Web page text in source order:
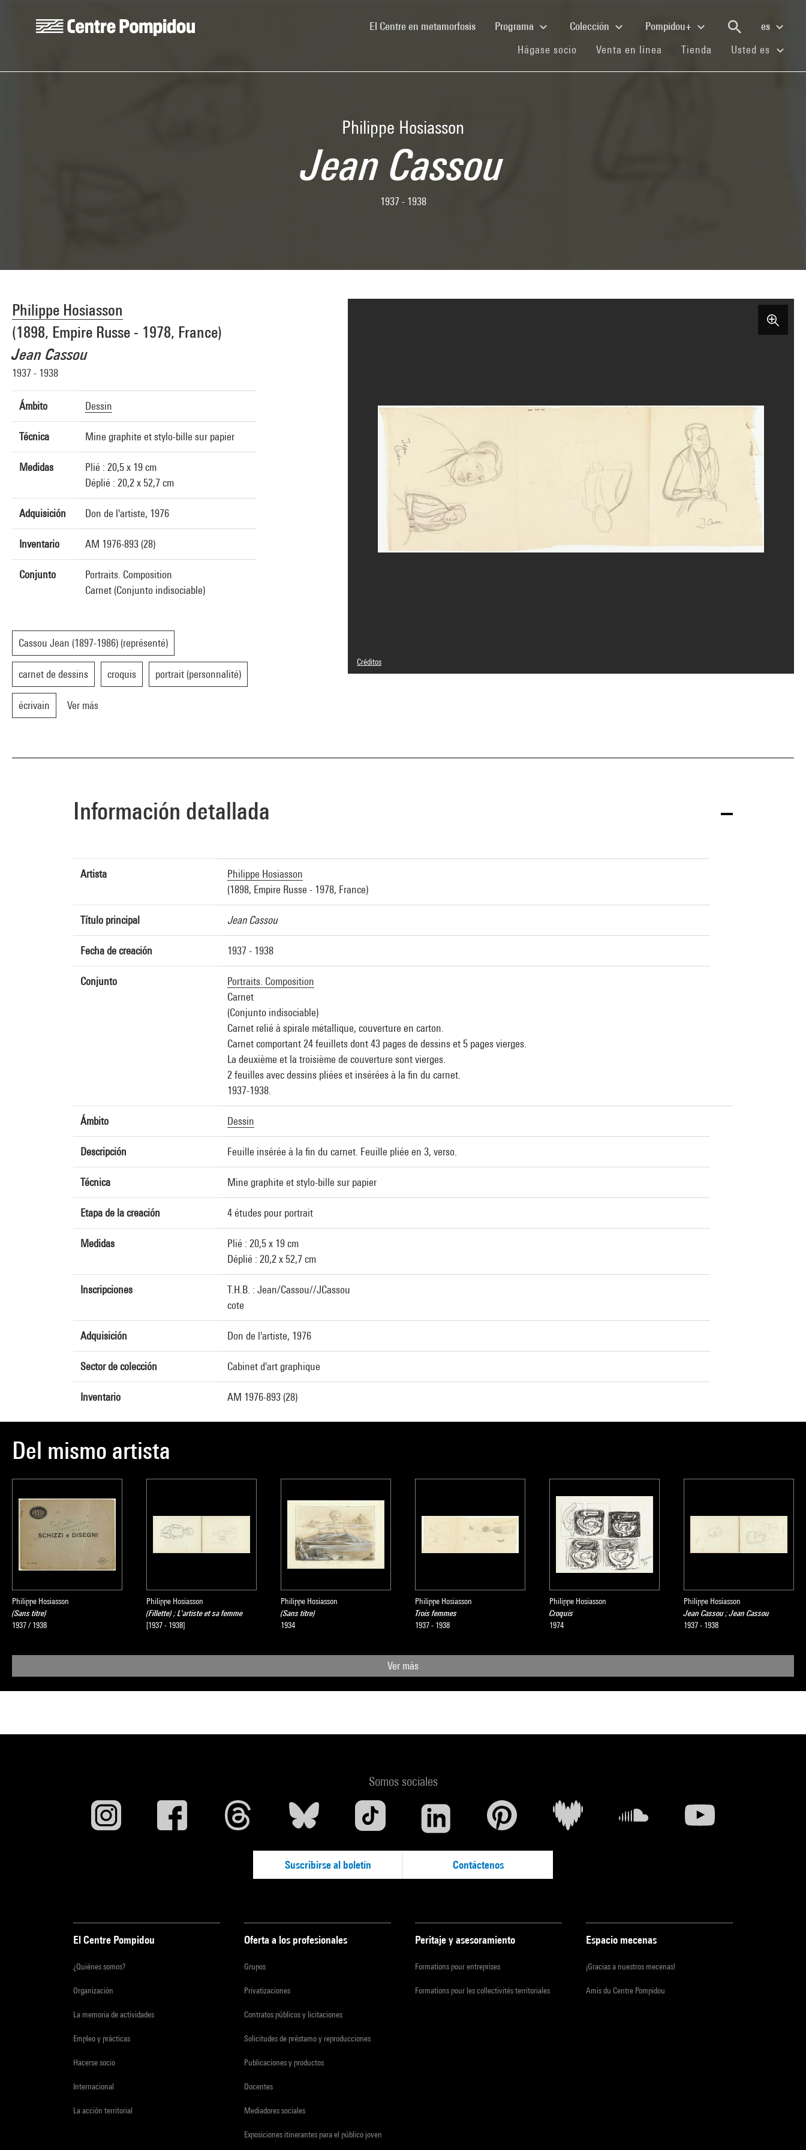
El Centre en metamorfosis(current)Programa Colección Pompidou+
es
Hágase socio (current)
Venta en línea (current)
Tienda (current)
Usted es
Philippe Hosiasson
Jean Cassou
1937 - 1938
Philippe Hosiasson
(1898, Empire Russe - 1978, France)
Jean Cassou
1937 - 1938
Ámbito Dessin
Técnica Mine graphite et stylo-bille sur papier
Medidas
Plié : 20,5 x 19 cm
Déplié : 20,2 x 52,7 cm
Adquisición Don de l'artiste, 1976
Inventario AM 1976-893 (28)
Conjunto
Portraits. Composition
Carnet (Conjunto indisociable)
Cassou Jean (1897-1986) (représenté)
carnet de dessins croquis portrait (personnalité)
écrivain Ver más
Créditos
Leyenda : Verso de la feuille pliée en 3
Información detallada
Artista
Philippe Hosiasson
(1898, Empire Russe - 1978, France)
Título principal Jean Cassou
Fecha de creación 1937 - 1938
Conjunto
Portraits. Composition
Carnet
(Conjunto indisociable)
Carnet relié à spirale métallique, couverture en carton.
Carnet comportant 24 feuillets dont 43 pages de dessins et 5 pages vierges.
La deuxième et la troisième de couverture sont vierges.
2 feuilles avec dessins pliées et insérées à la fin du carnet.
1937-1938.
Ámbito Dessin
Descripción Feuille insérée à la fin du carnet. Feuille pliée en 3, verso.
Técnica Mine graphite et stylo-bille sur papier
Etapa de la creación 4 études pour portrait
Medidas
Plié : 20,5 x 19 cm
Déplié : 20,2 x 52,7 cm
Inscripciones
T.H.B. : Jean/Cassou//JCassou
cote
Adquisición Don de l'artiste, 1976
Sector de colección Cabinet d'art graphique
Inventario AM 1976-893 (28)
Del mismo artista
Philippe Hosiasson
(Sans titre)
1937 / 1938
Philippe Hosiasson
(Fillette) ; L'artiste et sa femme
[1937 - 1938]
Philippe Hosiasson
(Sans titre)
1934
Philippe Hosiasson
Trois femmes
1937 - 1938
Philippe Hosiasson
Croquis
1974
Philippe Hosiasson
Jean Cassou ; Jean Cassou
1937 - 1938
Ver más
Somos sociales
Suscribirse al boletín Contáctenos
El Centre Pompidou
¿Quiénes somos?
Organización
La memoria de actividades
Empleo y prácticas
Hacerse socio
Internacional
La acción territorial
Oferta a los profesionales
Grupos
Privatizaciones
Contratos públicos y licitaciones
Solicitudes de préstamo y reproducciones
Publicaciones y productos
Docentes
Mediadores sociales
Exposiciones itinerantes para el público joven
Peritaje y asesoramiento
Formations pour entreprises
Formations pour les collectivités territoriales
Espacio mecenas
¡Gracias a nuestros mecenas!
Amis du Centre Pompidou